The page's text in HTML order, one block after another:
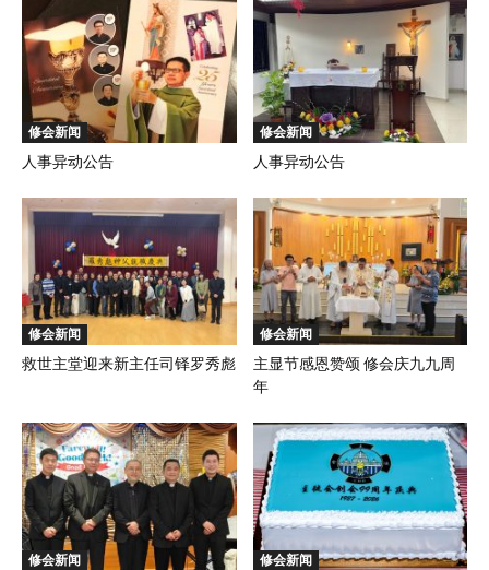
修会新闻
人事异动公告
修会新闻
人事异动公告
修会新闻
救世主堂迎来新主任司铎罗秀彪
修会新闻
主显节感恩赞颂 修会庆九九周
年
修会新闻 修会新闻